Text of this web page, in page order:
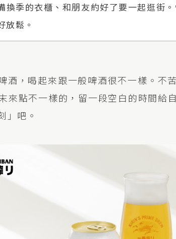
換季的衣櫃、和朋友約好了要一起逛街
放鬆。
酒，喝起來跟一般啤酒很不一樣。不
來點不一樣的，留一段空白的時間給
」吧。